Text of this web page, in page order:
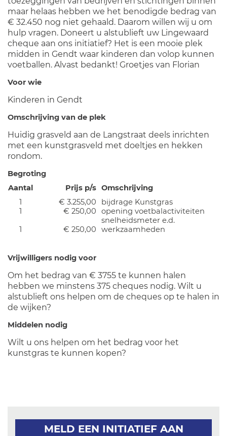
maar helaas hebben we het benodigde bedrag van
€ 32.450 nog niet gehaald. Daarom willen wij u om
hulp vragen. Doneert u alstublieft uw Lingewaard
cheque aan ons initiatief? Het is een mooie plek
midden in Gendt waar kinderen dan volop kunnen
voetballen. Alvast bedankt! Groetjes van Florian
Voor wie
Kinderen in Gendt
Omschrijving van de plek
Huidig grasveld aan de Langstraat deels inrichten
met een kunstgrasveld met doeltjes en hekken
rondom.
Begroting
Aantal
Prijs p/s Omschrijving
1
€ 3.255,00
bijdrage Kunstgras
1
€ 250,00
opening voetbalactiviteiten
snelheidsmeter e.d.
1
€ 250,00 werkzaamheden
Vrijwilligers nodig voor
Om het bedrag van € 3755 te kunnen halen
hebben we minstens 375 cheques nodig. Wilt u
alstublieft ons helpen om de cheques op te halen in
de wijken?
Middelen nodig
Wilt u ons helpen om het bedrag voor het
kunstgras te kunnen kopen?
MELD EEN INITIATIEF AAN